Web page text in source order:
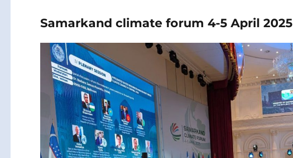
Samarkand climate forum 4-5 April 2025